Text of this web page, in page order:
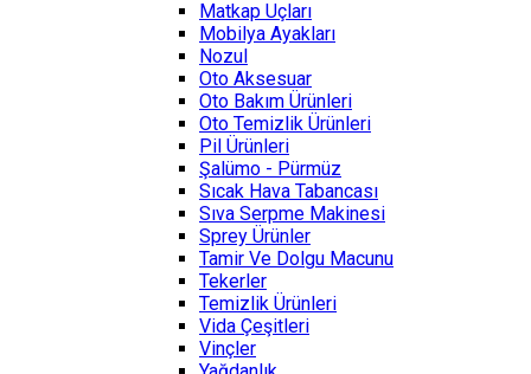
Matkap Uçları
Mobilya Ayakları
Nozul
Oto Aksesuar
Oto Bakım Ürünleri
Oto Temizlik Ürünleri
Pil Ürünleri
Şalümo - Pürmüz
Sıcak Hava Tabancası
Sıva Serpme Makinesi
Sprey Ürünler
Tamir Ve Dolgu Macunu
Tekerler
Temizlik Ürünleri
Vida Çeşitleri
Vinçler